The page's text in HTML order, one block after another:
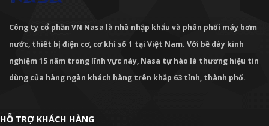
Công ty cổ phần VN Nasa là nhà nhập khẩu và phân phối máy bơm
nước, thiết bị điện cơ, cơ khí số 1 tại Việt Nam. Với bề dày kinh
nghiệm 15 năm trong lĩnh vực này, Nasa tự hào là thương hiệu tin
dùng của hàng ngàn khách hàng trên khắp 63 tỉnh, thành phố.
HỖ TRỢ KHÁCH HÀNG